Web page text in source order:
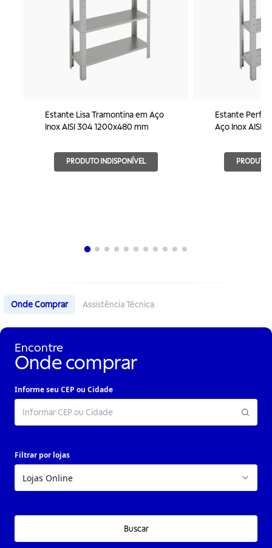
Estante Lisa Tramontina em Aço
Inox AISI 304 1200x480 mm
PRODUTO INDISPONÍVEL
Estante
Aço Inox AISI
PRODUTO
Onde Comprar Assistência Técnica
Encontre
Onde comprar
Informe seu CEP ou Cidade
Filtrar por lojas
Buscar